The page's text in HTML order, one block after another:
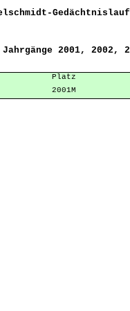
2001, 2002,
Platz
2001M